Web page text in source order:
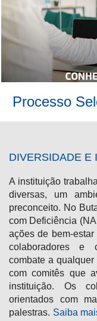
Processo
DIVERSIDADE E
A instituição
diversas, um
preconceito. No
com Deficiência
ações de bem-
colaboradores e
combate a
com comitês que
instituição. Os
orientados com
palestras. Saiba